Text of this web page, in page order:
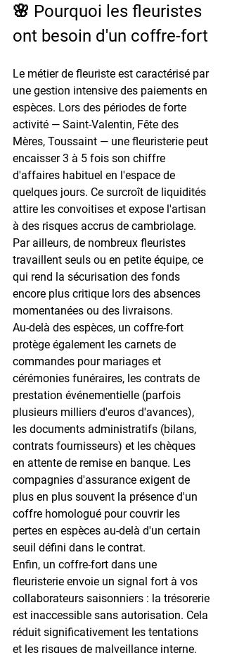
🌸 Pourquoi les fleuristes
ont besoin d'un coffre-fort
Le métier de fleuriste est caractérisé par
une gestion intensive des paiements en
espèces. Lors des périodes de forte
activité — Saint-Valentin, Fête des
Mères, Toussaint — une fleuristerie peut
encaisser 3 à 5 fois son chiffre
d'affaires habituel en l'espace de
quelques jours. Ce surcroît de liquidités
attire les convoitises et expose l'artisan
à des risques accrus de cambriolage.
Par ailleurs, de nombreux fleuristes
travaillent seuls ou en petite équipe, ce
qui rend la sécurisation des fonds
encore plus critique lors des absences
momentanées ou des livraisons.
Au-delà des espèces, un coffre-fort
protège également les carnets de
commandes pour mariages et
cérémonies funéraires, les contrats de
prestation événementielle (parfois
plusieurs milliers d'euros d'avances),
les documents administratifs (bilans,
contrats fournisseurs) et les chèques
en attente de remise en banque. Les
compagnies d'assurance exigent de
plus en plus souvent la présence d'un
coffre homologué pour couvrir les
pertes en espèces au-delà d'un certain
seuil défini dans le contrat.
Enfin, un coffre-fort dans une
fleuristerie envoie un signal fort à vos
collaborateurs saisonniers : la trésorerie
est inaccessible sans autorisation. Cela
réduit significativement les tentations
et les risques de malveillance interne,